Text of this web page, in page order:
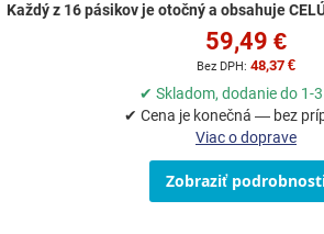
Každý z 16 pásikov je otočný a obsahuje
59,49 €
48,37 €
✔ Skladom, dodanie do 1-
✔ Cena je konečná — bez
Viac o doprave
Zobraziť